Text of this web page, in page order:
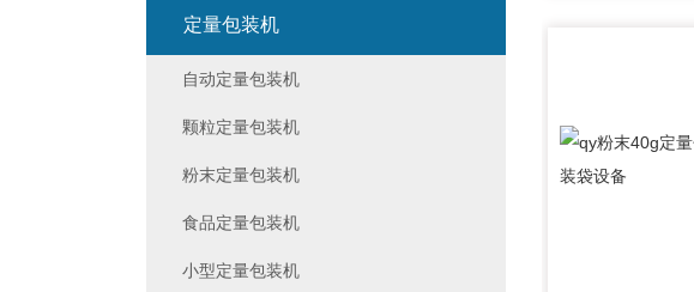
定量包装机
自动定量包装机
颗粒定量包装机
粉末定量包装机
食品定量包装机
小型定量包装机